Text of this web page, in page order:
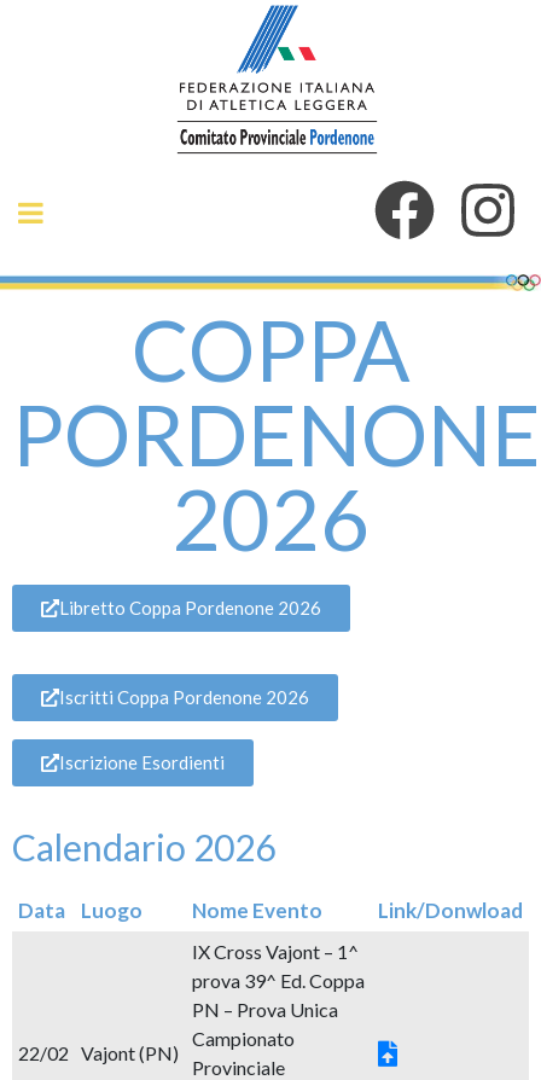
COPPA
PORDENONE
2026
Libretto Coppa Pordenone 2026
Iscritti Coppa Pordenone 2026
Iscrizione Esordienti
Calendario 2026
Data Luogo Nome Evento Link/Donwload
22/02 Vajont (PN)
IX Cross Vajont – 1^
prova 39^ Ed. Coppa
PN – Prova Unica
Campionato
Provinciale